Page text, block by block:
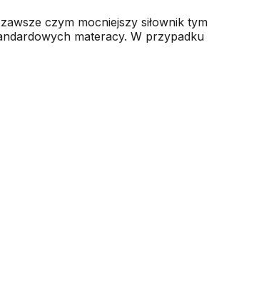
czym mocniejszy siłownik tym
materacy. W przypadku